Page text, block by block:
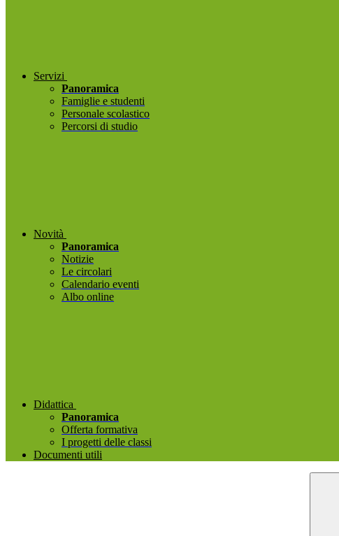
Servizi
Panoramica
Famiglie e studenti
Personale scolastico
Percorsi di studio
Novità
Panoramica
Notizie
Le circolari
Calendario eventi
Albo online
Didattica
Panoramica
Offerta formativa
I progetti delle classi
Documenti utili